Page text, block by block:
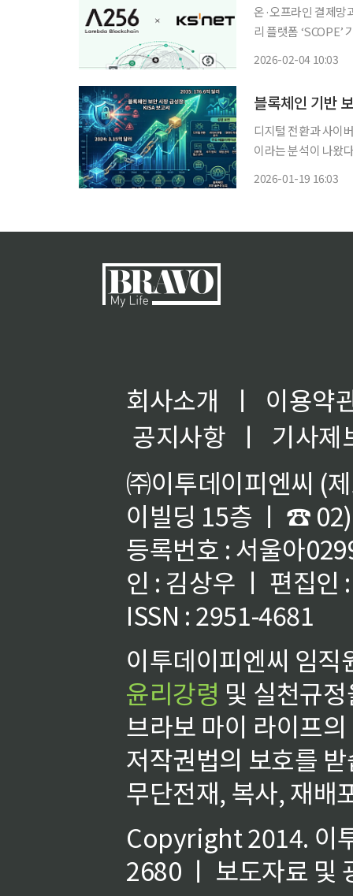
온·오프라인 결제망
리 플랫폼
2026-02-04 10:03
블록체인 기반
디지털 전환과 사이
이라는 분석이 나왔
2026-01-19 16:03
회사소개 ㅣ
이용약
공지사항
ㅣ
기사제
㈜이투데이피엔씨 (
이빌딩 15층 ㅣ ☎
등록번호 : 서울아
인 : 김상우 ㅣ 편집인
ISSN : 2951-4681
이투데이피엔씨 임
윤리강령 및 실천규
브라보 마이 라이프
저작권법의 보호를
무단전재, 복사, 재배
Copyright 2014. 이
2680 ㅣ 보도자료